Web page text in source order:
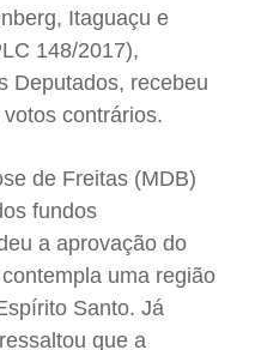
Itaguaçu e
148/2017),
Deputados, recebeu
contrários.
de Freitas (MDB)
fundos
a aprovação do
uma região
Santo. Já
que a